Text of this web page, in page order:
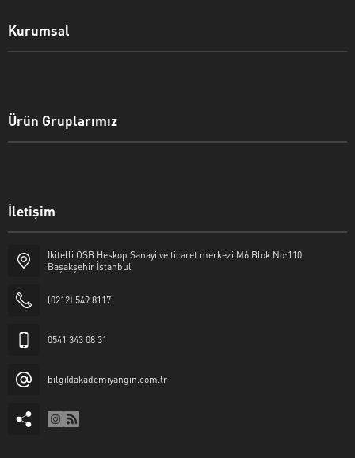
Kurumsal
Ürün Gruplarımız
İletişim
İkitelli OSB Heskop Sanayi ve ticaret merkezi M6 Blok No:110
Başakşehir İstanbul
(0212) 549 8117
0541 343 08 31
bilgi@akademiyangin.com.tr